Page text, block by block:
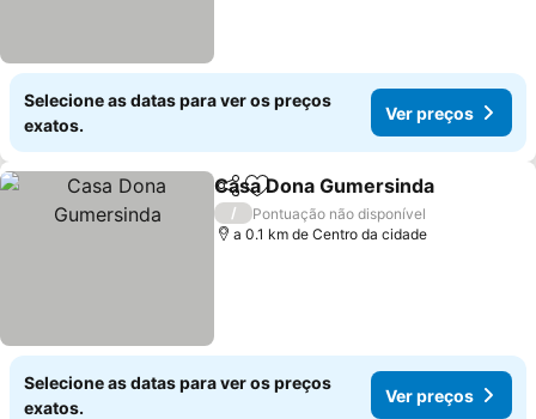
Selecione as datas para ver os preços
exatos.
Ver preços
PartilharAdicionar aos favoritos
Casa Dona Gumersinda
/
Pontuação não disponível
a 0.1 km de Centro da cidade
Selecione as datas para ver os preços
exatos.
Ver preços